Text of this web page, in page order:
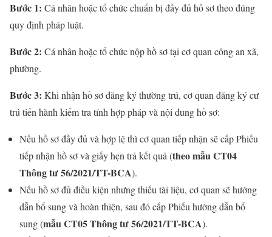
Bước 1: Cá nhân hoặc tổ chức chuẩn bị đầy đủ hồ sơ theo đúng
quy định pháp luật.
Bước 2: Cá nhân hoặc tổ chức nộp hồ sơ tại cơ quan công an xã,
phường.
Bước 3: Khi nhận hồ sơ đăng ký thường trú, cơ quan đăng ký cư
trú tiến hành kiểm tra tính hợp pháp và nội dung hồ sơ:
Nếu hồ sơ đầy đủ và hợp lệ thì cơ quan tiếp nhận sẽ cấp Phiếu
tiếp nhận hồ sơ và giấy hẹn trả kết quả (theo mẫu CT04
Thông tư 56/2021/TT-BCA).
Nếu hồ sơ đủ điều kiện nhưng thiếu tài liệu, cơ quan sẽ hướng
dẫn bổ sung và hoàn thiện, sau đó cấp Phiếu hướng dẫn bổ
sung (mẫu CT05 Thông tư 56/2021/TT-BCA).